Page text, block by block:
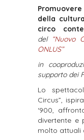
della
circo
del “Nuovo
ONLUS”
in
supporto dei
Lo
Circus”,
‘900,
divertente e
molto attuali